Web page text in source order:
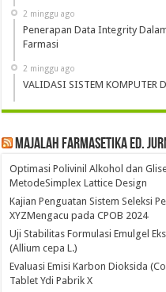
2 minggu ago
Penerapan Data Integrity
Farmasi
2 minggu ago
VALIDASI SISTEM KOMPUTER
Majalah Farmasetika Ed.
Optimasi Polivinil Alkohol dan
MetodeSimplex Lattice Design
Kajian Penguatan Sistem Seleksi
XYZMengacu pada CPOB 2024
Uji Stabilitas Formulasi Emulgel
(Allium cepa L.)
Evaluasi Emisi Karbon Dioksida
Tablet Ydi Pabrik X